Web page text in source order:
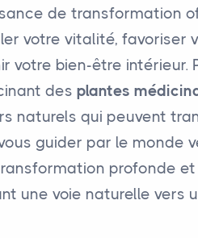
de transformation
votre vitalité, favoriser
votre bien-être intérieur.
des plantes
naturels qui peuvent
guider par le monde
profonde et
une voie naturelle vers